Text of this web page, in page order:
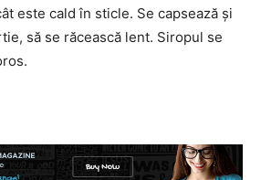
este cald în sticle. Se capsează și
să se răcească lent. Siropul se